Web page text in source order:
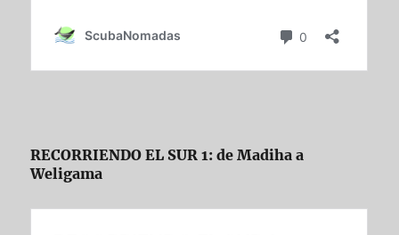
RECORRIENDO EL SUR 1: de Madiha a
Weligama